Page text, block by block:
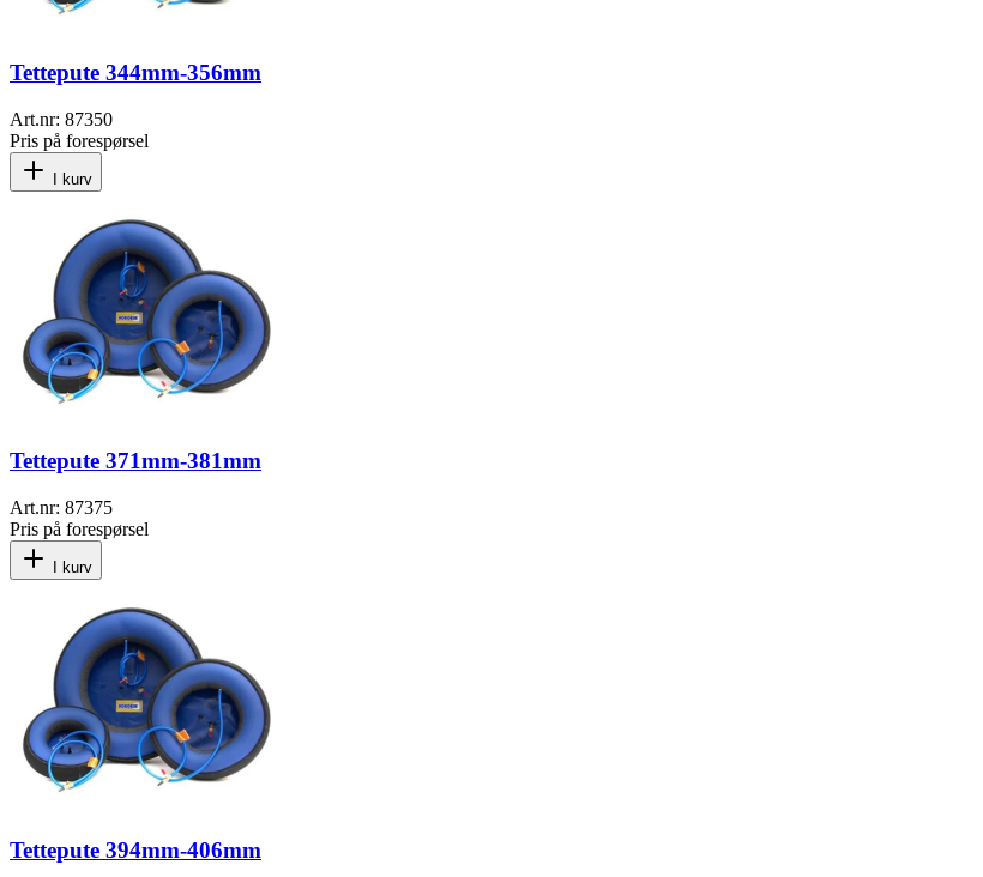
Tettepute 344mm-356mm
Art.nr: 87350
Pris på forespørsel
I kurv
Tettepute 371mm-381mm
Art.nr: 87375
Pris på forespørsel
I kurv
Tettepute 394mm-406mm